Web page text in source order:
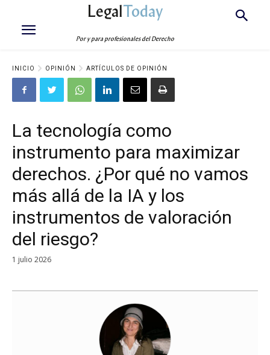
LegalToday
Por y para profesionales del Derecho
INICIO OPINIÓN ARTÍCULOS DE OPINIÓN
La tecnología como
instrumento para maximizar
derechos. ¿Por qué no vamos
más allá de la IA y los
instrumentos de valoración
del riesgo?
1 julio 2026